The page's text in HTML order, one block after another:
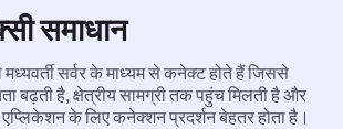
समाधान
मध्यवर्ती सर्वर के माध्यम से कनेक्ट होते हैं जिससे
बढ़ती है, क्षेत्रीय सामग्री तक पहुंच मिलती है और
एप्लिकेशन के लिए कनेक्शन प्रदर्शन बेहतर होता है।